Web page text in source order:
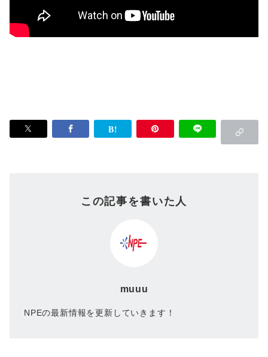
この記事を書いた人
muuu
NPEの最新情報を更新していきます！